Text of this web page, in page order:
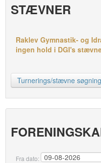
STÆVNER
Raklev Gymnastik- og
ingen hold i DGI's
Turnerings/stævne søgning
Fra dato: